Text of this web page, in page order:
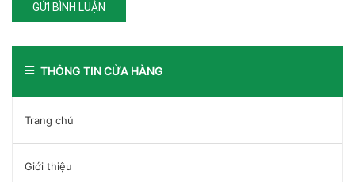
THÔNG TIN CỬA HÀNG
Trang chủ
Giới thiệu
GỬI BÌNH LUẬN